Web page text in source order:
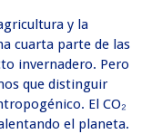
y la
cuarta parte de las
invernadero. Pero
que distinguir
El CO₂
el planeta.